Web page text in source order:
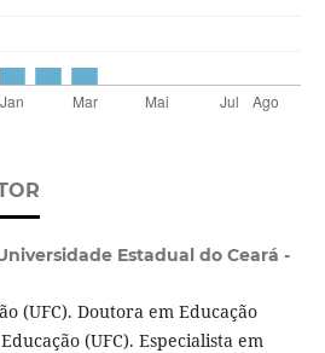
Estadual do Ceará -
(UFC). Doutora em Educação
(UFC). Especialista em